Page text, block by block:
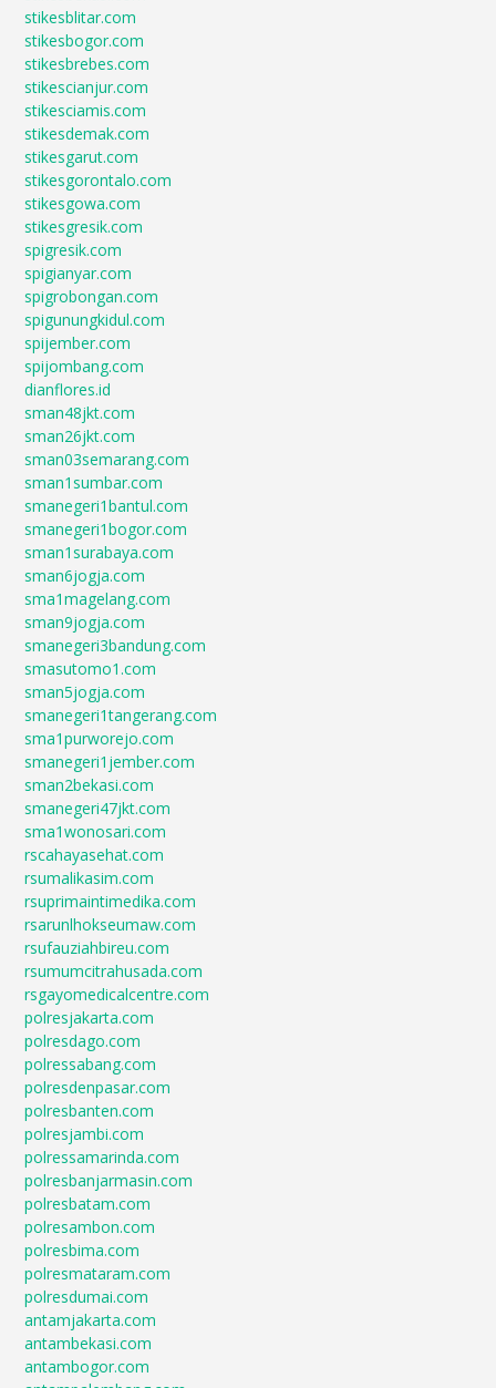
stikesblitar.com
stikesbogor.com
stikesbrebes.com
stikescianjur.com
stikesciamis.com
stikesdemak.com
stikesgarut.com
stikesgorontalo.com
stikesgowa.com
stikesgresik.com
spigresik.com
spigianyar.com
spigrobongan.com
spigunungkidul.com
spijember.com
spijombang.com
dianflores.id
sman48jkt.com
sman26jkt.com
sman03semarang.com
sman1sumbar.com
smanegeri1bantul.com
smanegeri1bogor.com
sman1surabaya.com
sman6jogja.com
sma1magelang.com
sman9jogja.com
smanegeri3bandung.com
smasutomo1.com
sman5jogja.com
smanegeri1tangerang.com
sma1purworejo.com
smanegeri1jember.com
sman2bekasi.com
smanegeri47jkt.com
sma1wonosari.com
rscahayasehat.com
rsumalikasim.com
rsuprimaintimedika.com
rsarunlhokseumaw.com
rsufauziahbireu.com
rsumumcitrahusada.com
rsgayomedicalcentre.com
polresjakarta.com
polresdago.com
polressabang.com
polresdenpasar.com
polresbanten.com
polresjambi.com
polressamarinda.com
polresbanjarmasin.com
polresbatam.com
polresambon.com
polresbima.com
polresmataram.com
polresdumai.com
antamjakarta.com
antambekasi.com
antambogor.com